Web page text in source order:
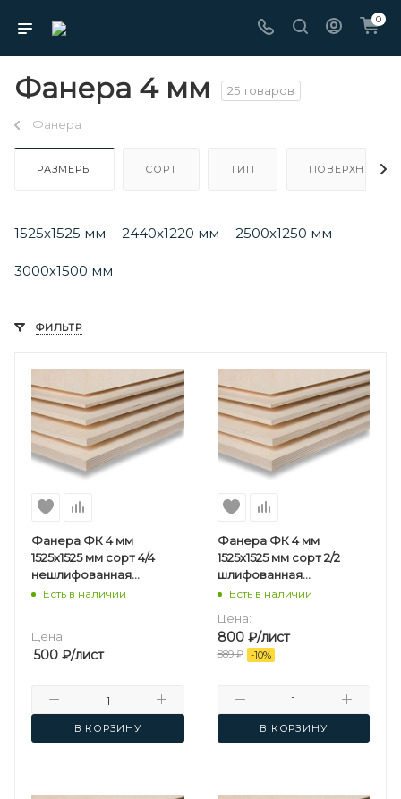
0
Фанера 4 мм 25 товаров
Фанера
РАЗМЕРЫ СОРТ ТИП ПОВЕРХНОСТЬ
1525х1525 мм 2440х1220 мм 2500х1250 мм
3000х1500 мм
ФИЛЬТР
Фанера ФК 4 мм
1525х1525 мм сорт 4/4
нешлифованная
березовая
Есть в наличии
Цена:
500 ₽/лист
В КОРЗИНУ
Фанера ФК 4 мм
1525х1525 мм сорт 2/2
шлифованная
березовая
Есть в наличии
Цена:
800₽/лист
889₽ -10%
В КОРЗИНУ